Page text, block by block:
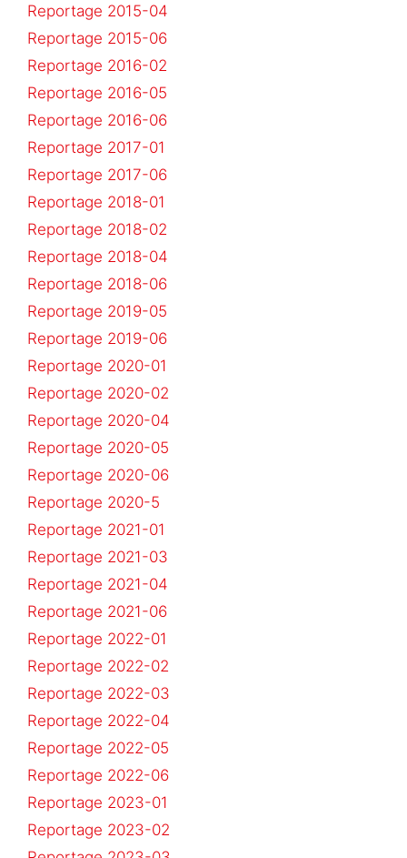
Reportage 2015-04
Reportage 2015-06
Reportage 2016-02
Reportage 2016-05
Reportage 2016-06
Reportage 2017-01
Reportage 2017-06
Reportage 2018-01
Reportage 2018-02
Reportage 2018-04
Reportage 2018-06
Reportage 2019-05
Reportage 2019-06
Reportage 2020-01
Reportage 2020-02
Reportage 2020-04
Reportage 2020-05
Reportage 2020-06
Reportage 2020-5
Reportage 2021-01
Reportage 2021-03
Reportage 2021-04
Reportage 2021-06
Reportage 2022-01
Reportage 2022-02
Reportage 2022-03
Reportage 2022-04
Reportage 2022-05
Reportage 2022-06
Reportage 2023-01
Reportage 2023-02